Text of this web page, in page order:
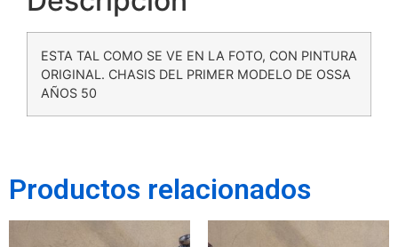
ESTA TAL COMO SE VE EN LA FOTO, CON PINTURA
ORIGINAL. CHASIS DEL PRIMER MODELO DE OSSA
AÑOS 50
Productos relacionados